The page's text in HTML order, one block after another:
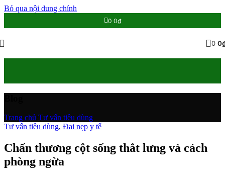
Bỏ qua nội dung chính
0 0₫
0 0
Trang chủ Tư vấn tiêu dùng
Tư vấn tiêu dùng, Đai nẹp y tế
Chấn thương cột sống thắt lưng và cách
phòng ngừa